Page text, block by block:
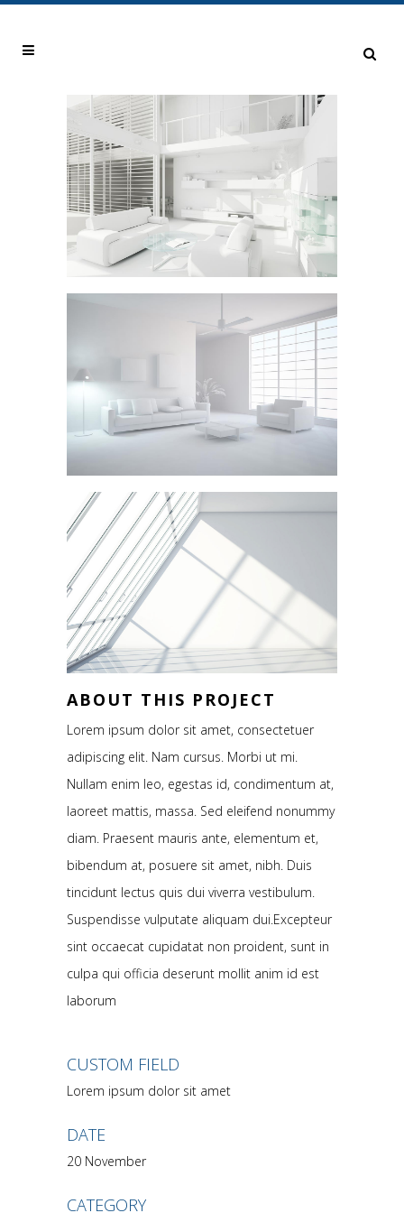
ABOUT THIS PROJECT
Lorem ipsum dolor sit amet, consectetuer
adipiscing elit. Nam cursus. Morbi ut mi.
Nullam enim leo, egestas id, condimentum at,
laoreet mattis, massa. Sed eleifend nonummy
diam. Praesent mauris ante, elementum et,
bibendum at, posuere sit amet, nibh. Duis
tincidunt lectus quis dui viverra vestibulum.
Suspendisse vulputate aliquam dui.Excepteur
sint occaecat cupidatat non proident, sunt in
culpa qui officia deserunt mollit anim id est
laborum
CUSTOM FIELD
Lorem ipsum dolor sit amet
DATE
20 November
CATEGORY